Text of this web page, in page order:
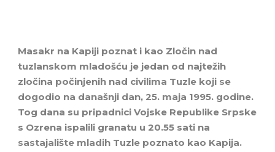
Masakr na Kapiji poznat i kao Zločin nad
tuzlanskom mladošću je jedan od najtežih
zločina počinjenih nad civilima Tuzle koji se
dogodio na današnji dan, 25. maja 1995. godine.
Tog dana su pripadnici Vojske Republike Srpske
s Ozrena ispalili granatu u 20.55 sati na
sastajalište mladih Tuzle poznato kao Kapija.